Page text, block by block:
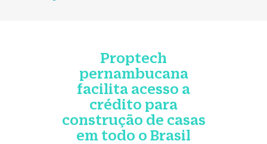
Proptech
pernambucana
facilita acesso a
crédito para
construção de casas
em todo o Brasil